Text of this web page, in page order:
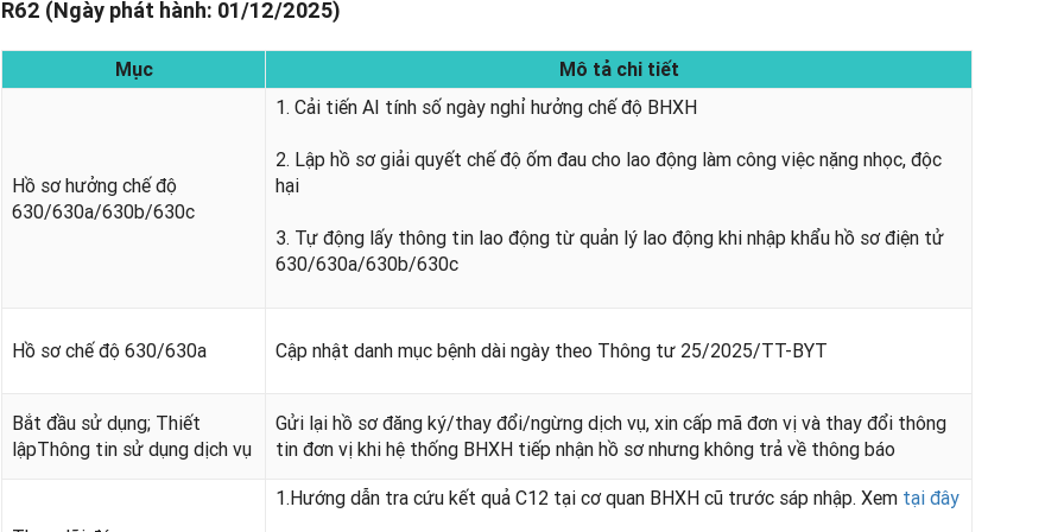
R62 (Ngày phát hành: 01/12/2025)
Mục Mô tả chi tiết
Hồ sơ hưởng chế độ
630/630a/630b/630c
1. Cải tiến AI tính số ngày nghỉ hưởng chế độ BHXH
2. Lập hồ sơ giải quyết chế độ ốm đau cho lao động làm công việc nặng nhọc, độc
hại
3. Tự động lấy thông tin lao động từ quản lý lao động khi nhập khẩu hồ sơ điện tử
630/630a/630b/630c
Hồ sơ chế độ 630/630a Cập nhật danh mục bệnh dài ngày theo Thông tư 25/2025/TT-BYT
Bắt đầu sử dụng; Thiết
lậpThông tin sử dụng dịch vụ
Gửi lại hồ sơ đăng ký/thay đổi/ngừng dịch vụ, xin cấp mã đơn vị và thay đổi thông
tin đơn vị khi hệ thống BHXH tiếp nhận hồ sơ nhưng không trả về thông báo
1.Hướng dẫn tra cứu kết quả C12 tại cơ quan BHXH cũ trước sáp nhập. Xem tại đây